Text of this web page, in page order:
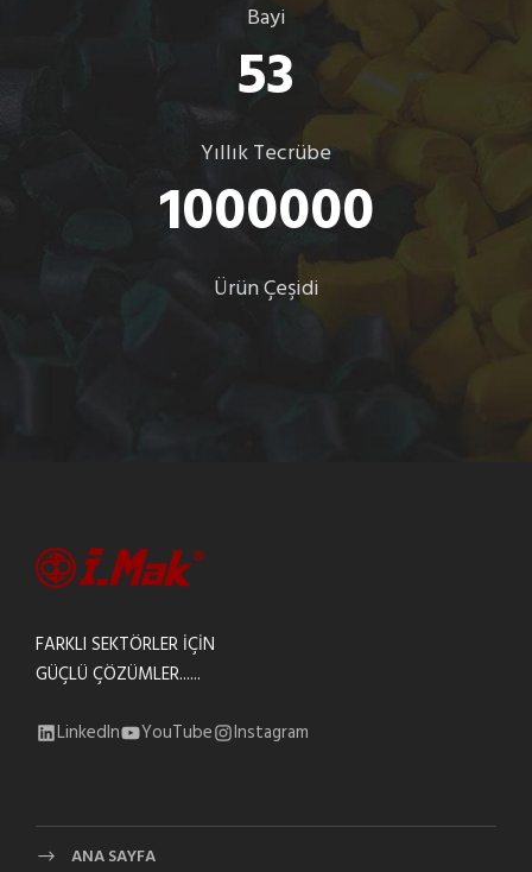
Bayi
53
Yıllık Tecrübe
1000000
Ürün Çeşidi
FARKLI SEKTÖRLER İÇİN
GÜÇLÜ ÇÖZÜMLER......
LinkedIn YouTube Instagram
ANA SAYFA